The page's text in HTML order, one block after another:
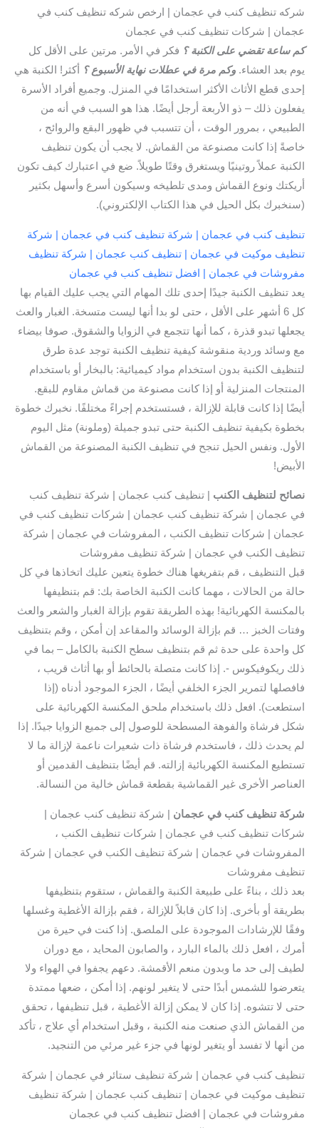
شركه تنظيف كنب في عجمان | ارخص شركه تنظيف كنب في
عجمان | شركات تنظيف كنب في عجمان
كم ساعة تقضي على الكنبة ؟ فكر في الأمر. مرتين على الأقل كل
يوم بعد العشاء. وكم مرة في عطلات نهاية الأسبوع ؟
أكثر! الكنبة هي
إحدى قطع الأثاث الأكثر استخدامًا في المنزل. وجميع أفراد الأسرة
يفعلون ذلك – ذو الأربعة أرجل أيضًا. هذا هو السبب في أنه من
الطبيعي ، بمرور الوقت ، أن تتسبب في ظهور البقع والروائح ،
خاصةً إذا كانت مصنوعة من القماش. لا يجب أن يكون تنظيف
الكنبة عملاً روتينيًا ويستغرق وقتًا طويلاً. ضع في اعتبارك كيف تكون
أريكتك ونوع القماش ومدى تلطيخه وسيكون أسرع وأسهل بكثير
(سنخبرك بكل الحيل في هذا الكتاب الإلكتروني).
تنظيف كنب في عجمان | شركة تنظيف كنب في عجمان | شركة
تنظيف موكيت في عجمان | تنظيف كنب عجمان | شركة تنظيف
مفروشات في عجمان | افضل تنظيف كنب في عجمان
يعد تنظيف الكنبة جيدًا إحدى تلك المهام التي يجب عليك القيام بها
كل 6 أشهر على الأقل ، حتى لو بدا أنها ليست متسخة. الغبار والعث
يجعلها تبدو قذرة ، كما أنها تتجمع في الزوايا والشقوق. صوفا بيضاء
مع وسائد وردية منقوشة كيفية تنظيف الكنبة توجد عدة طرق
لتنظيف الكنبة بدون استخدام مواد كيميائية: بالبخار أو باستخدام
المنتجات المنزلية أو إذا كانت مصنوعة من قماش مقاوم للبقع.
أيضًا إذا كانت قابلة للإزالة ، فستستخدم إجراءً مختلفًا. نخبرك خطوة
بخطوة بكيفية تنظيف الكنبة حتى تبدو جميلة (وملونة) مثل اليوم
الأول. ونفس الحيل تنجح في تنظيف الكنبة المصنوعة من القماش
الأبيض!
نصائح لتنظيف الكنب | تنظيف كنب عجمان | شركة تنظيف كنب
في عجمان | شركة تنظيف كنب عجمان | شركات تنظيف كنب في
عجمان | شركات تنظيف الكنب ، المفروشات في عجمان | شركة
تنظيف الكنب في عجمان | شركة تنظيف مفروشات
قبل التنظيف ، قم بتفريغها هناك خطوة يتعين عليك اتخاذها في كل
حالة من الحالات ، مهما كانت الكنبة الخاصة بك: قم بتنظيفها
بالمكنسة الكهربائية! بهذه الطريقة تقوم بإزالة الغبار والشعر والعث
وفتات الخبز … قم بإزالة الوسائد والمقاعد إن أمكن ، وقم بتنظيف
كل واحدة على حدة ثم قم بتنظيف سطح الكنبة بالكامل – بما في
ذلك ريكوفيكوس -. إذا كانت متصلة بالحائط أو بها أثاث قريب ،
فافصلها لتمرير الجزء الخلفي أيضًا ، الجزء الموجود أدناه (إذا
استطعت). افعل ذلك باستخدام ملحق المكنسة الكهربائية على
شكل فرشاة والفوهة المسطحة للوصول إلى جميع الزوايا جيدًا. إذا
لم يحدث ذلك ، فاستخدم فرشاة ذات شعيرات ناعمة لإزالة ما لا
تستطيع المكنسة الكهربائية إزالته. قم أيضًا بتنظيف القدمين أو
العناصر الأخرى غير القماشية بقطعة قماش خالية من النسالة.
شركة تنظيف كنب في عجمان | شركة تنظيف كنب عجمان |
شركات تنظيف كنب في عجمان | شركات تنظيف الكنب ،
المفروشات في عجمان | شركة تنظيف الكنب في عجمان | شركة
تنظيف مفروشات
بعد ذلك ، بناءً على طبيعة الكنبة والقماش ، ستقوم بتنظيفها
بطريقة أو بأخرى. إذا كان قابلاً للإزالة ، فقم بإزالة الأغطية وغسلها
وفقًا للإرشادات الموجودة على الملصق. إذا كنت في حيرة من
أمرك ، افعل ذلك بالماء البارد ، والصابون المحايد ، مع دوران
لطيف إلى حد ما وبدون منعم الأقمشة. دعهم يجفوا في الهواء ولا
يتعرضوا للشمس أبدًا حتى لا يتغير لونهم. إذا أمكن ، ضعها ممتدة
حتى لا تتشوه. إذا كان لا يمكن إزالة الأغطية ، قبل تنظيفها ، تحقق
من القماش الذي صنعت منه الكنبة ، وقبل استخدام أي علاج ، تأكد
من أنها لا تفسد أو يتغير لونها في جزء غير مرئي من التنجيد.
تنظيف كنب في عجمان | شركة تنظيف ستائر في عجمان | شركة
تنظيف موكيت في عجمان | تنظيف كنب عجمان | شركة تنظيف
مفروشات في عجمان | افضل تنظيف كنب في عجمان